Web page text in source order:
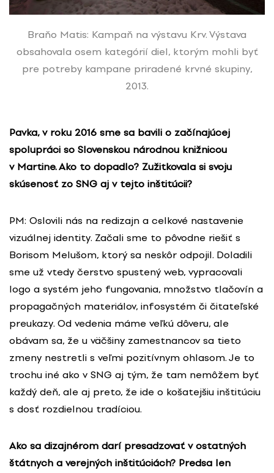
Braňo Matis: Kampaň na výstavu Krv. Výstava
obsahovala osem kategórií diel, ktorým mohli byť
pre potreby kampane priradené krvné skupiny,
2013.
Pavka, v roku 2016 sme sa bavili o začínajúcej
spolupráci so Slovenskou národnou knižnicou
v Martine. Ako to dopadlo? Zužitkovala si svoju
skúsenosť zo SNG aj v tejto inštitúcii?
PM: Oslovili nás na redizajn a celkové nastavenie
vizuálnej identity. Začali sme to pôvodne riešiť s
Borisom Melušom, ktorý sa neskôr odpojil. Doladili
sme už vtedy čerstvo spustený web, vypracovali
logo a systém jeho fungovania, množstvo tlačovín a
propagačných materiálov, infosystém či čitateľské
preukazy. Od vedenia máme veľkú dôveru, ale
obávam sa, že u väčšiny zamestnancov sa tieto
zmeny nestretli s veľmi pozitívnym ohlasom. Je to
trochu iné ako v SNG aj tým, že tam nemôžem byť
každý deň, ale aj preto, že ide o košatejšiu inštitúciu
s dosť rozdielnou tradíciou.
Ako sa dizajnérom darí presadzovať v ostatných
štátnych a verejných inštitúciách? Predsa len